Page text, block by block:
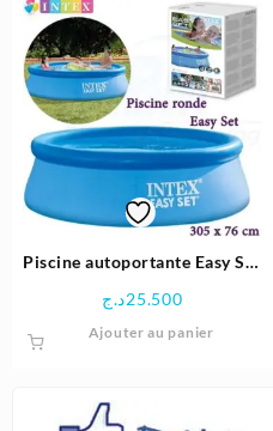
Piscine autoportante Easy Set
25.500د.ج
Ajouter au panier